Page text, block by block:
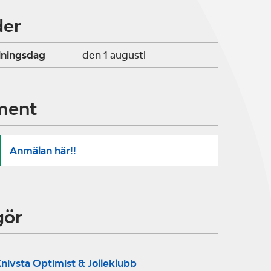
den 1 augusti
Anmälan här!!
Optimist & Jolleklubb